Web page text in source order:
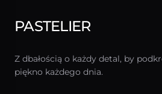
PASTELIER
Z dbałością o każdy detal, by
piękno każdego dnia.